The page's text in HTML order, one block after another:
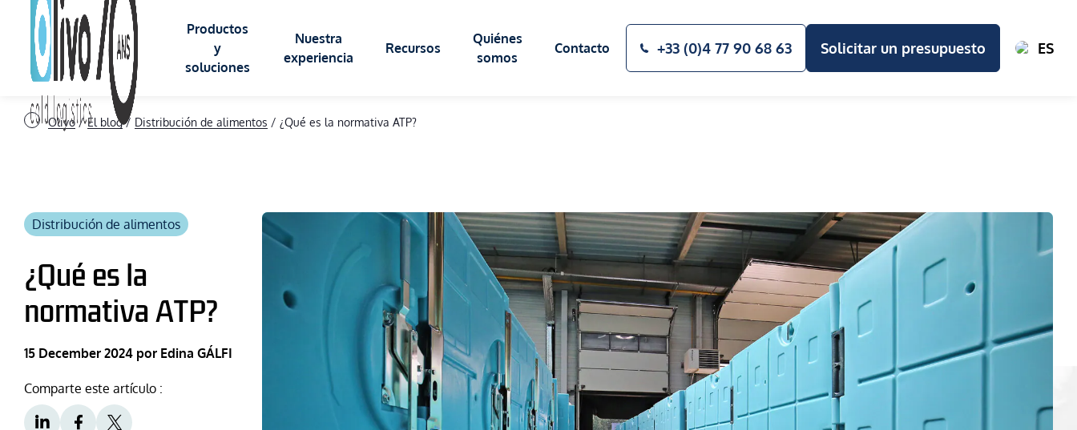
Productos
y
soluciones
ROLL isotermico
BOX isotermico
Placas eutécticas
Soluciones criogénicas SIBER SYSTEM®
Nuestra
experiencia
Alimentario
Criogenia
Mantenimiento y reparación
Renovación ATP
Reciclaje y final de la vida útil
Recursos
GLOSARIO TÉCNICO PREGUNTAS FRECUENTES
Quiénes
somos
Contacto +33 (0)4 77 90 68 63 Solicitar un presupuesto ES
Olivo/El blog/ Distribución de alimentos / ¿Qué es la normativa ATP?
Distribución de alimentos
¿Qué es la
normativa ATP?
15 December 2024 por Edina GÁLFI
Comparte este artículo :